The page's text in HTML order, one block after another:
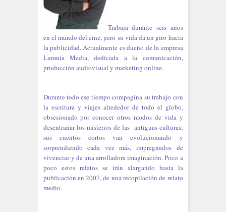
Trabaja durante seis años
en el mundo del cine, pero su vida da un giro hacia
la publicidad. Actualmente es dueño de la empresa
Lumnia Media, dedicada a la comunicación,
producción audiovisual y marketing online.
Durante todo ese tiempo compagina su trabajo con
la escritura y viajes alrededor de todo el globo,
obsesionado por conocer otros modos de vida y
desentrañar los misterios de las antiguas culturas;
sus cuentos cortos van evolucionando y
sorprendiendo cada vez más, impregnados de
vivencias y de una arrolladora imaginación. Poco a
poco estos relatos se irán alargando hasta la
publicación en 2007, de una recopilación de relato
medio.